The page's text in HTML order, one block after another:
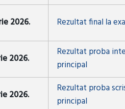
2026. Rezultat final la
2026.
Rezultat proba
principal
2026.
Rezultat proba
principal